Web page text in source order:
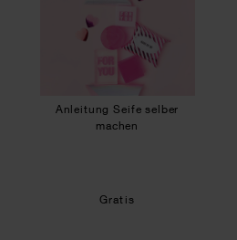
Anleitung Seife selber
machen
Gratis